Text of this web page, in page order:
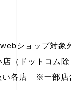
ショップ対象
（ドットコム
各店 ※一部店